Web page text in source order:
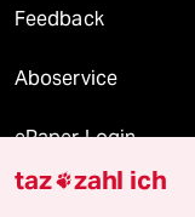
Feedback
Aboservice
ePaper Login
Downloads für
taz zahl ich